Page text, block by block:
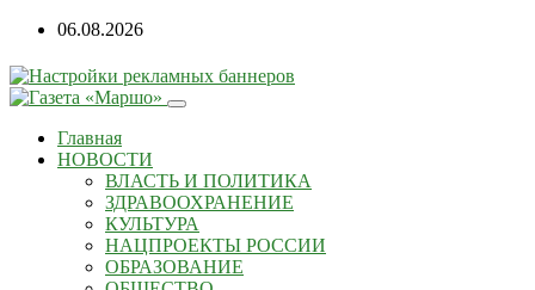
Перейти
содержанию
06.08.2026
Главная
НОВОСТИ
ВЛАСТЬ И ПОЛИТИКА
ЗДРАВООХРАНЕНИЕ
КУЛЬТУРА
НАЦПРОЕКТЫ РОССИИ
ОБРАЗОВАНИЕ